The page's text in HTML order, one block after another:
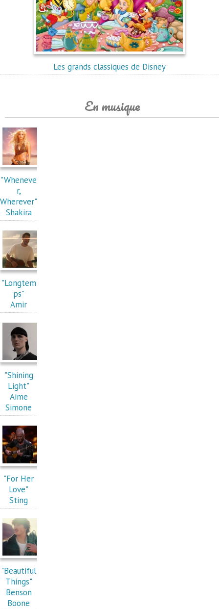
Les grands classiques de Disney
En musique
"Wheneve
r,
Wherever"
Shakira
"Longtem
ps"
Amir
"Shining
Light"
Aime
Simone
"For Her
Love"
Sting
"Beautiful
Things"
Benson
Boone